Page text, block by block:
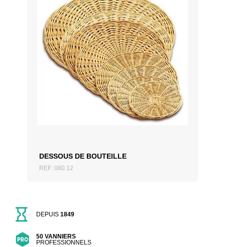
DESSOUS DE BOUTEILLE
REF: 080.12
AJOUTER AU DEVIS
DEPUIS1849
50 VANNIERS
PROFESSIONNELS